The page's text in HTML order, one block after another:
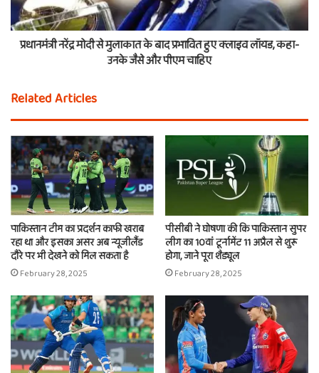
प्रधानमंत्री नरेंद्र मोदी से मुलाकात के बाद प्रभावित हुए क्लाइव लॉयड, कहा-
उनके जैसे और पीएम चाहिए
Related Articles
पाकिस्तान टीम का प्रदर्शन काफी खराब
रहा था और इसका असर अब न्यूजीलैंड
दौरे पर भी देखने को मिल सकता है
February 28, 2025
पीसीबी ने घोषणा की कि पाकिस्तान सुपर
लीग का 10वां टूर्नामेंट 11 अप्रैल से शुरू
होगा, जाने पूरा शैड्यूल
February 28, 2025